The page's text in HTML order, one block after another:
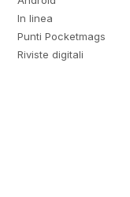
In linea
Punti Pocketmags
Riviste digitali